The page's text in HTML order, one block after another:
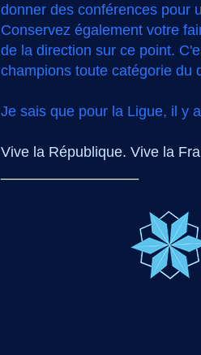
donner des conférences pour
Conservez également votre
de la direction sur ce point.
champions toute catégorie du
Je sais que pour la Ligue, il y
Vive la République. Vive la